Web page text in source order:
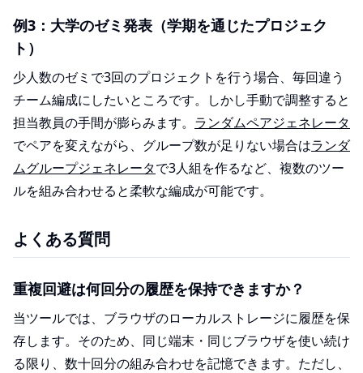
例3：大学のゼミ発表（学期を通じたプロジェク
ト）
少人数のゼミで3回のプロジェクトを行う場合、毎回違う
チーム編成にしたいところです。しかし手動で調整すると
担当教員の手間が膨らみます。 ランダムペアジェネレータ
でペアを変えながら、グループ数が足りない場合はランダ
ムグループジェネレータで3人組を作るなど、複数のツー
ルを組み合わせると柔軟な編成が可能です。
よくある質問
重複回避は何回分の履歴を保持できますか？
当ツールでは、ブラウザのローカルストレージに履歴を保
存します。そのため、同じ端末・同じブラウザを使い続け
る限り、数十回分の組み合わせを記憶できます。ただし、